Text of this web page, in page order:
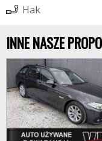
Hak
INNE NASZE